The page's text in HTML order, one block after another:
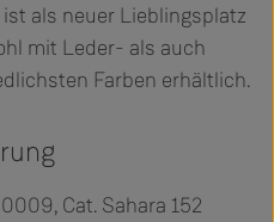
als neuer Lieblingsplatz
mit Leder- als auch
Farben erhältlich.
Cat. Sahara 152